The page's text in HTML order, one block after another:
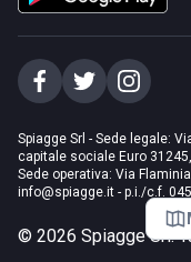
Spiagge Srl - Sede legale:
capitale sociale Euro
Sede operativa: Via
info@spiagge.it - p.i./c.f.
© 2026 Spiagge Srl.